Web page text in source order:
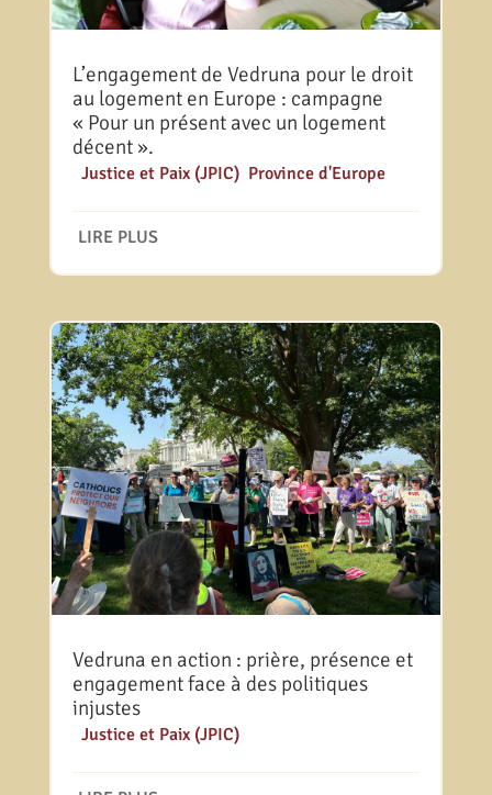
L’engagement de Vedruna pour le droit
au logement en Europe : campagne
« Pour un présent avec un logement
décent ».
Justice et Paix (JPIC), Province d'Europe
LIRE PLUS
Vedruna en action : prière, présence et
engagement face à des politiques
injustes
Justice et Paix (JPIC)